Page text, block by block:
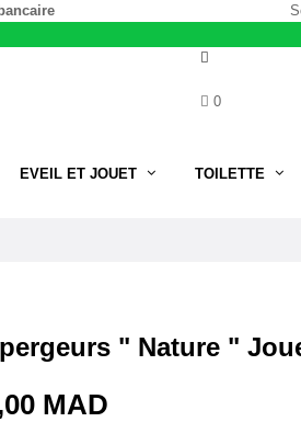
0
EVEIL ET JOUET TOILETTE
" Nature "
MAD